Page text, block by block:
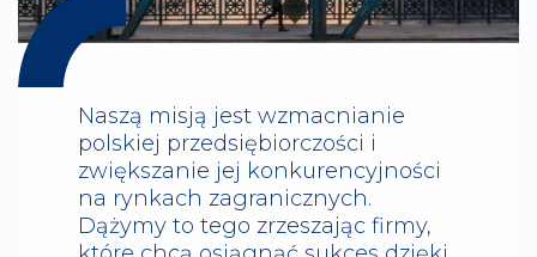
Naszą misją jest wzmacnianie
polskiej przedsiębiorczości i
zwiększanie jej konkurencyjności
na rynkach zagranicznych.
Dążymy to tego zrzeszając firmy,